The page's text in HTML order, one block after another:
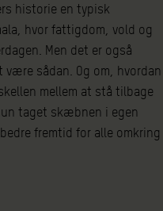
historie en typisk
hvor fattigdom, vold og
Men det er også
sådan. Og om, hvordan
mellem at stå tilbage
taget skæbnen i egen
fremtid for alle omkring